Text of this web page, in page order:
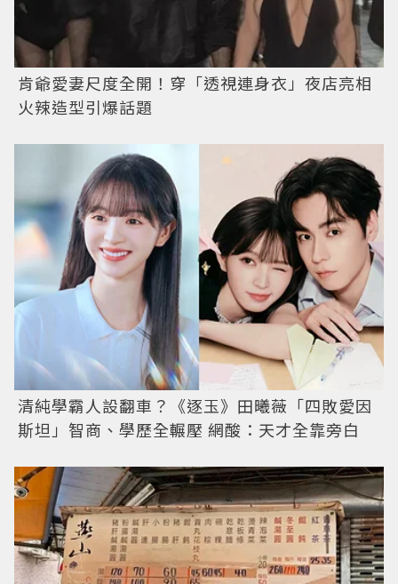
肯爺愛妻尺度全開！穿「透視連身衣」夜店亮相
火辣造型引爆話題
清純學霸人設翻車？《逐玉》田曦薇「四敗愛因
斯坦」智商、學歷全輾壓 網酸：天才全靠旁白